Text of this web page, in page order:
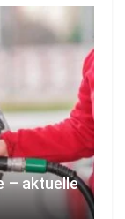
– aktuelle